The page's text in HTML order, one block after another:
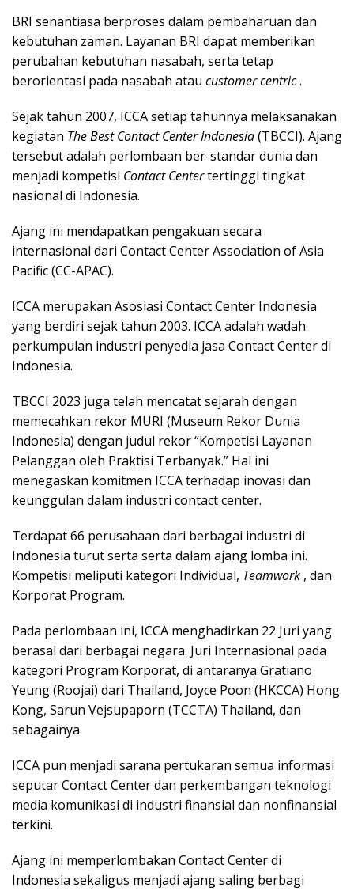
BRI senantiasa berproses dalam pembaharuan dan
kebutuhan zaman. Layanan BRI dapat memberikan
perubahan kebutuhan nasabah, serta tetap
berorientasi pada nasabah atau customer centric.
Sejak tahun 2007, ICCA setiap tahunnya melaksanakan
kegiatan The Best Contact Center Indonesia(TBCCI). Ajang
tersebut adalah perlombaan ber-standar dunia dan
menjadi kompetisi Contact Centertertinggi tingkat
nasional di Indonesia.
Ajang ini mendapatkan pengakuan secara
internasional dari Contact Center Association of Asia
Pacific (CC-APAC).
ICCA merupakan Asosiasi Contact Center Indonesia
yang berdiri sejak tahun 2003. ICCA adalah wadah
perkumpulan industri penyedia jasa Contact Center di
Indonesia.
TBCCI 2023 juga telah mencatat sejarah dengan
memecahkan rekor MURI (Museum Rekor Dunia
Indonesia) dengan judul rekor “Kompetisi Layanan
Pelanggan oleh Praktisi Terbanyak.” Hal ini
menegaskan komitmen ICCA terhadap inovasi dan
keunggulan dalam industri contact center.
Terdapat 66 perusahaan dari berbagai industri di
Indonesia turut serta serta dalam ajang lomba ini.
Kompetisi meliputi kategori Individual, Teamwork , dan
Korporat Program.
Pada perlombaan ini, ICCA menghadirkan 22 Juri yang
berasal dari berbagai negara. Juri Internasional pada
kategori Program Korporat, di antaranya Gratiano
Yeung (Roojai) dari Thailand, Joyce Poon (HKCCA) Hong
Kong, Sarun Vejsupaporn (TCCTA) Thailand, dan
sebagainya.
ICCA pun menjadi sarana pertukaran semua informasi
seputar Contact Center dan perkembangan teknologi
media komunikasi di industri finansial dan nonfinansial
terkini.
Ajang ini memperlombakan Contact Center di
Indonesia sekaligus menjadi ajang saling berbagi